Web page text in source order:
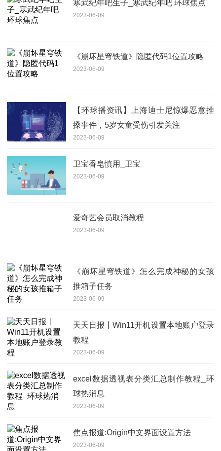
寒武纪年吧生子_寒武纪年吧 环球焦点
2023-06-09
《崩坏星穹铁道》隐匿代码1位置攻略
2023-06-09
【环球播资讯】上海迪士尼惊爆恶意推
搡事件，5岁女童受伤引发关注
2023-06-09
卫宝香皂慎用_卫宝
2023-06-09
爱奇艺会员取消教程
2023-06-09
《崩坏星穹铁道》怎么完成神秘的女孩
推箱子任务
2023-06-09
天天日报丨Win11开机设置本地账户登录
教程
2023-06-09
excel数据透视表分类汇总制作教程_环
球热消息
2023-06-09
焦点报道:Origin中文界面设置方法
2023-06-09